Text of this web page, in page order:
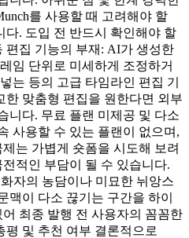
를 사용할 때 고려해야 할
다. 도입 전 반드시 확인해야 할
편집 기능의 부재: AI가 생성한
임 단위로 미세하게 조정하거
는 등의 고급 타임라인 편집 기
한 맞춤형 편집을 원한다면 외부
니다. 무료 플랜 미제공 및 다소
사용할 수 있는 플랜이 없으며,
는 가볍게 숏폼을 시도해 보려
적인 부담이 될 수 있습니다.
자의 농담이나 미묘한 뉘앙스
맥이 다소 끊기는 구간을 하이
최종 발행 전 사용자의 꼼꼼한
평 및 추천 여부 결론적으로